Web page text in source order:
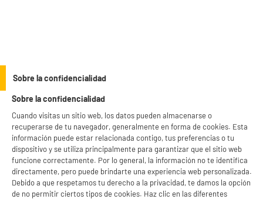
Sobre la confidencialidad
Sobre la confidencialidad
Cuando visitas un sitio web, los datos pueden almacenarse o
recuperarse de tu navegador, generalmente en forma de cookies. Esta
información puede estar relacionada contigo, tus preferencias o tu
dispositivo y se utiliza principalmente para garantizar que el sitio web
funcione correctamente. Por lo general, la información no te identifica
directamente, pero puede brindarte una experiencia web personalizada.
Debido a que respetamos tu derecho a la privacidad, te damos la opción
de no permitir ciertos tipos de cookies. Haz clic en las diferentes